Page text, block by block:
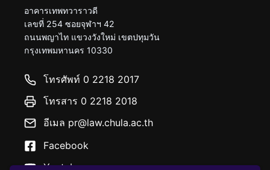
อาคารเทพทวาราวดี
เลขที่ 254 ซอยจุฬาฯ 42
ถนนพญาไท แขวงวังใหม่ เขตปทุมวัน
กรุงเทพมหานคร 10330
โทรศัพท์ 0 2218 2017
โทรสาร 0 2218 2018
อีเมล pr@law.chula.ac.th
Facebook
Youtube